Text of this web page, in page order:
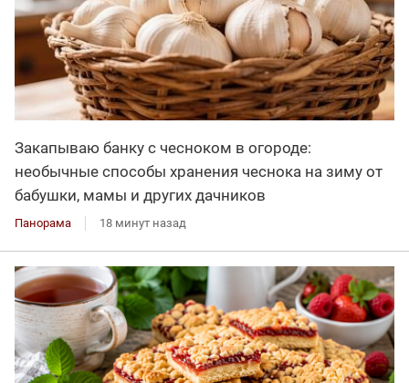
Закапываю банку с чесноком в огороде:
необычные способы хранения чеснока на зиму от
бабушки, мамы и других дачников
Панорама 18 минут назад